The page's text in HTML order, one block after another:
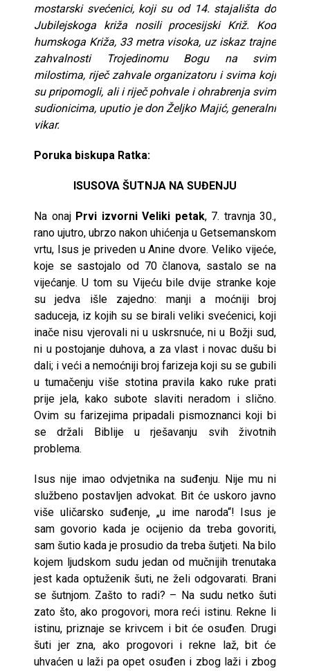
mostarski svećenici, koji su od 14. stajališta do
Jubilejskoga križa nosili procesijski Križ. Kod
humskoga Križa, 33 metra visoka, uz iskaz trajne
zahvalnosti Trojedinomu Bogu na svim
milostima, riječ zahvale organizatoru i svima koji
su pripomogli, ali i riječ pohvale i ohrabrenja svim
sudionicima, uputio je don Željko Majić, generalni
vikar.
Poruka biskupa Ratka:
ISUSOVA ŠUTNJA NA SUĐENJU
Na onajPrvi izvorni Veliki petak, 7. travnja 30.,
rano ujutro, ubrzo nakon uhićenja u Getsemanskom
vrtu, Isus je priveden u Anine dvore. Veliko vijeće,
koje se sastojalo od 70 članova, sastalo se na
vijećanje. U tom su Vijeću bile dvije stranke koje
su jedva išle zajedno: manji a moćniji broj
saduceja, iz kojih su se birali veliki svećenici, koji
inače nisu vjerovali ni u uskrsnuće, ni u Božji sud,
ni u postojanje duhova, a za vlast i novac dušu bi
dali; i veći a nemoćniji broj farizeja koji su se gubili
u tumačenju više stotina pravila kako ruke prati
prije jela, kako subote slaviti neradom i slično.
Ovim su farizejima pripadali pismoznanci koji bi
se držali Biblije u rješavanju svih životnih
problema.
Isus nije imao odvjetnika na suđenju. Nije mu ni
službeno postavljen advokat. Bit će uskoro javno
više uličarsko suđenje, „u ime naroda“! Isus je
sam govorio kada je ocijenio da treba govoriti,
sam šutio kada je prosudio da treba šutjeti. Na bilo
kojem ljudskom sudu jedan od mučnijih trenutaka
jest kada optuženik šuti, ne želi odgovarati. Brani
se šutnjom. Zašto to radi? – Na sudu netko šuti
zato što, ako progovori, mora reći istinu. Rekne li
istinu, priznaje se krivcem i bit će osuđen. Drugi
šuti jer zna, ako progovori i rekne laž, bit će
uhvaćen u laži pa opet osuđen i zbog laži i zbog